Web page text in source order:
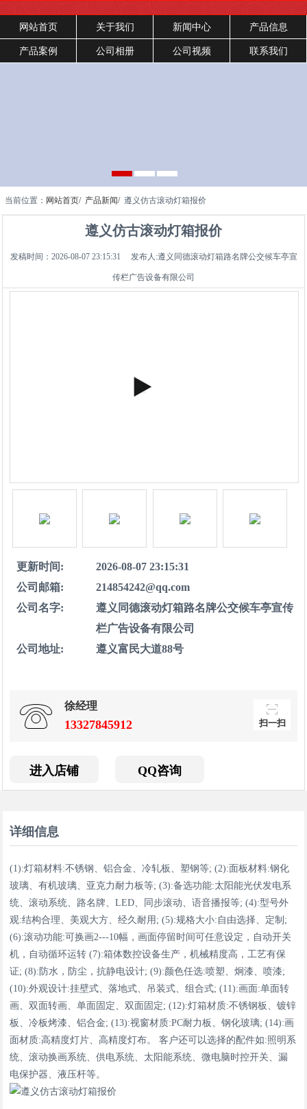
网站首页 关于我们 新闻中心 产品信息
产品案例 公司相册 公司视频 联系我们
当前位置： 网站首页/ 产品新闻/ 遵义仿古滚动灯箱报价
遵义仿古滚动灯箱报价
发稿时间：2026-08-07 23:15:31 发布人:遵义同德滚动灯箱路名牌公交候车亭宣
传栏广告设备有限公司
更新时间:
2026-08-07 23:15:31
公司邮箱:
214854242@qq.com
公司名字:
遵义同德滚动灯箱路名牌公交候车亭宣传
栏广告设备有限公司
公司地址:
遵义富民大道88号
徐经理
13327845912 扫一扫
进入店铺 QQ咨询
详细信息
(1):灯箱材料:不锈钢、铝合金、冷轧板、塑钢等; (2):面板材料:钢化
玻璃、有机玻璃、亚克力耐力板等; (3):备选功能:太阳能光伏发电系
统、滚动系统、路名牌、LED、同步滚动、语音播报等; (4):型号外
观:结构合理、美观大方、经久耐用; (5):规格大小:自由选择、定制;
(6):滚动功能:可换画2---10幅，画面停留时间可任意设定，自动开关
机，自动循环运转 (7):箱体数控设备生产，机械精度高，工艺有保
证; (8):防水，防尘，抗静电设计; (9):颜色任选:喷塑、炯漆、喷漆;
(10):外观设计:挂壁式、落地式、吊装式、组合式; (11):画面:单面转
画、双面转画、单面固定、双面固定; (12):灯箱材质:不锈钢板、镀锌
板、冷板烤漆、铝合金; (13):视窗材质:PC耐力板、钢化玻璃; (14):画
面材质:高精度灯片、高精度灯布。 客户还可以选择的配件如:照明系
统、滚动换画系统、供电系统、太阳能系统、微电脑时控开关、漏
电保护器、液压杆等。